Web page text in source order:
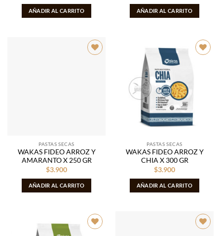
AÑADIR AL CARRITO AÑADIR AL CARRITO
PASTAS SECAS
WAKAS FIDEO ARROZ Y
AMARANTO X 250 GR
$3.900
AÑADIR AL CARRITO
PASTAS SECAS
WAKAS FIDEO ARROZ Y
CHIA X 300 GR
$3.900
AÑADIR AL CARRITO